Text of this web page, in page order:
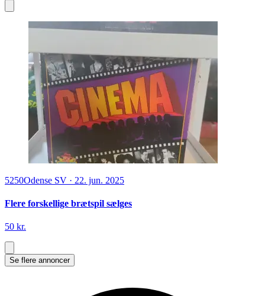
5250Odense SV · 22. jun. 2025
Flere forskellige brætspil sælges
50 kr.
Se flere annoncer